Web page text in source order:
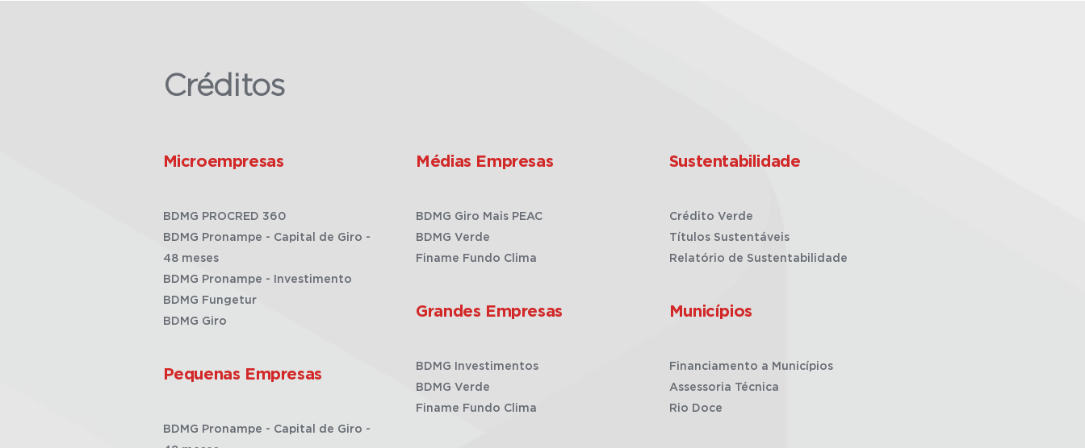
Créditos
Microempresas
BDMG PROCRED 360
BDMG Pronampe - Capital de Giro -
48 meses
BDMG Pronampe - Investimento
BDMG Fungetur
BDMG Giro
Pequenas Empresas
BDMG Pronampe - Capital de Giro -
Médias Empresas
BDMG Giro Mais PEAC
BDMG Verde
Finame Fundo Clima
Grandes Empresas
BDMG Investimentos
BDMG Verde
Finame Fundo Clima
Sustentabilidade
Crédito Verde
Títulos Sustentáveis
Relatório de Sustentabilidade
Municípios
Financiamento a Municípios
Assessoria Técnica
Rio Doce